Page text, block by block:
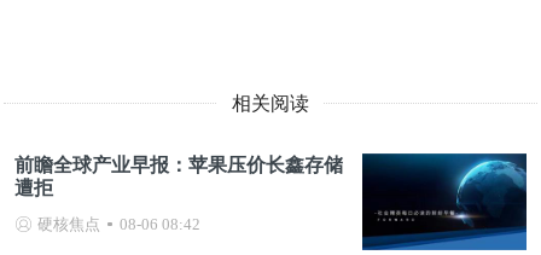
相关阅读
前瞻全球产业早报：苹果压价长鑫存储
遭拒
硬核焦点 08-06 08:42